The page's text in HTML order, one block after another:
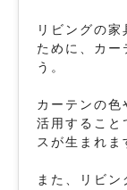
リビングの
ために、カー
う。
カーテンの色
活用すること
スが生まれま
また、リビ